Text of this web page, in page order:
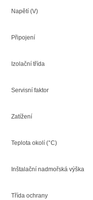
Napětí (V)
Připojení
Izolační třída
Servisní faktor
Zatížení
Teplota okolí (°C)
Inštalační nadmořská výška
Třída ochrany